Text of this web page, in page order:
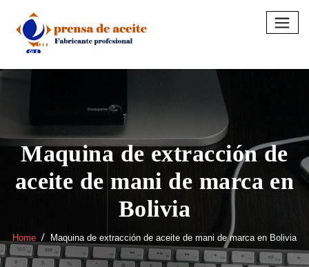
content
Maquina de extracción de
aceite de mani de marca en
Bolivia
Home Maquina de extracción de aceite de mani de marca en Bolivia